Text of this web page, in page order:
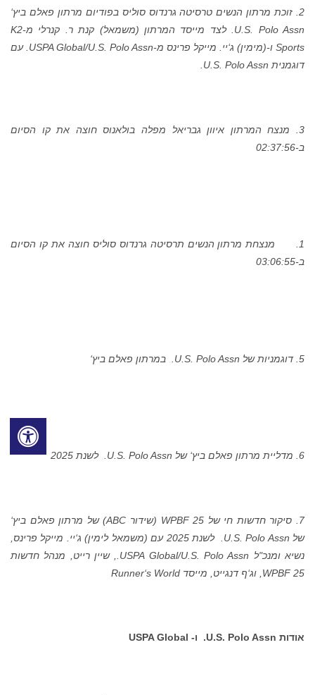
2. זוכת מרתון הנשים טרסיטה גרנדוס סוליס בפודיום מרתון פאלם ביץ‘
U.S. Polo Assn.
לצד מייסד המרתון (משמאל) קנת ר. קנרלי מ-K2
Sports ו-(מימין) ג‘יי. מייקל פרינס מ-USPA Global/U.S. Polo Assn. עם
דוגמנית U.S. Polo Assn.
3. מנצח המרתון איוון גבריאל מפלה בולאנוס חוצה את קו הסיום
ב-02:37:56
1.
מנצחת מרתון הנשים תרסיטה גרנדוס סוליס חוצה את קו הסיום
ב-03:06:55
5. דוגמניות של U.S. Polo Assn. במרתון פאלם ביץ‘
6. מדליית מרתון פאלם ביץ‘ של U.S. Polo Assn. לשנת 2025
7. סיקור חדשות חי של WPBF 25 (שידור ABC) של מרתון פאלם ביץ‘
של U.S. Polo Assn.
לשנת 2025 עם (משמאל לימין) ג‘יי. מייקל פרינס,
נשיא ומנכ"ל USPA Global/U.S. Polo Assn., שיין רייט, מנהל חדשות
WPBF 25, וג‘ף דנגייט, מייסד Runner‘s World
אודות U.S. Polo Assn. ו- USPA Global